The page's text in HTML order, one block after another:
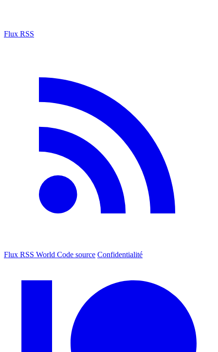
Flux RSS
Flux RSS World Code source Confidentialité